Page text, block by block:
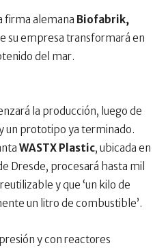
firma alemana Biofabrik,
su empresa transformará en
del mar.
la producción, luego de
un prototipo ya terminado.
WASTX Plastic, ubicada en
Dresde, procesará hasta mil
y que ‘un kilo de
un litro de combustible’.
y con reactores